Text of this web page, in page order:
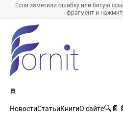
Если заметили ошибку или битую
фрагмент и
🚪
НовостиСтатьиКнигиО сайте🔍 📄